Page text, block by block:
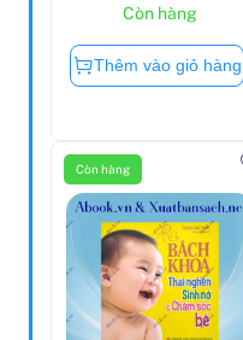
Còn hàng
Thêm vào giỏ hàng
Còn hàng